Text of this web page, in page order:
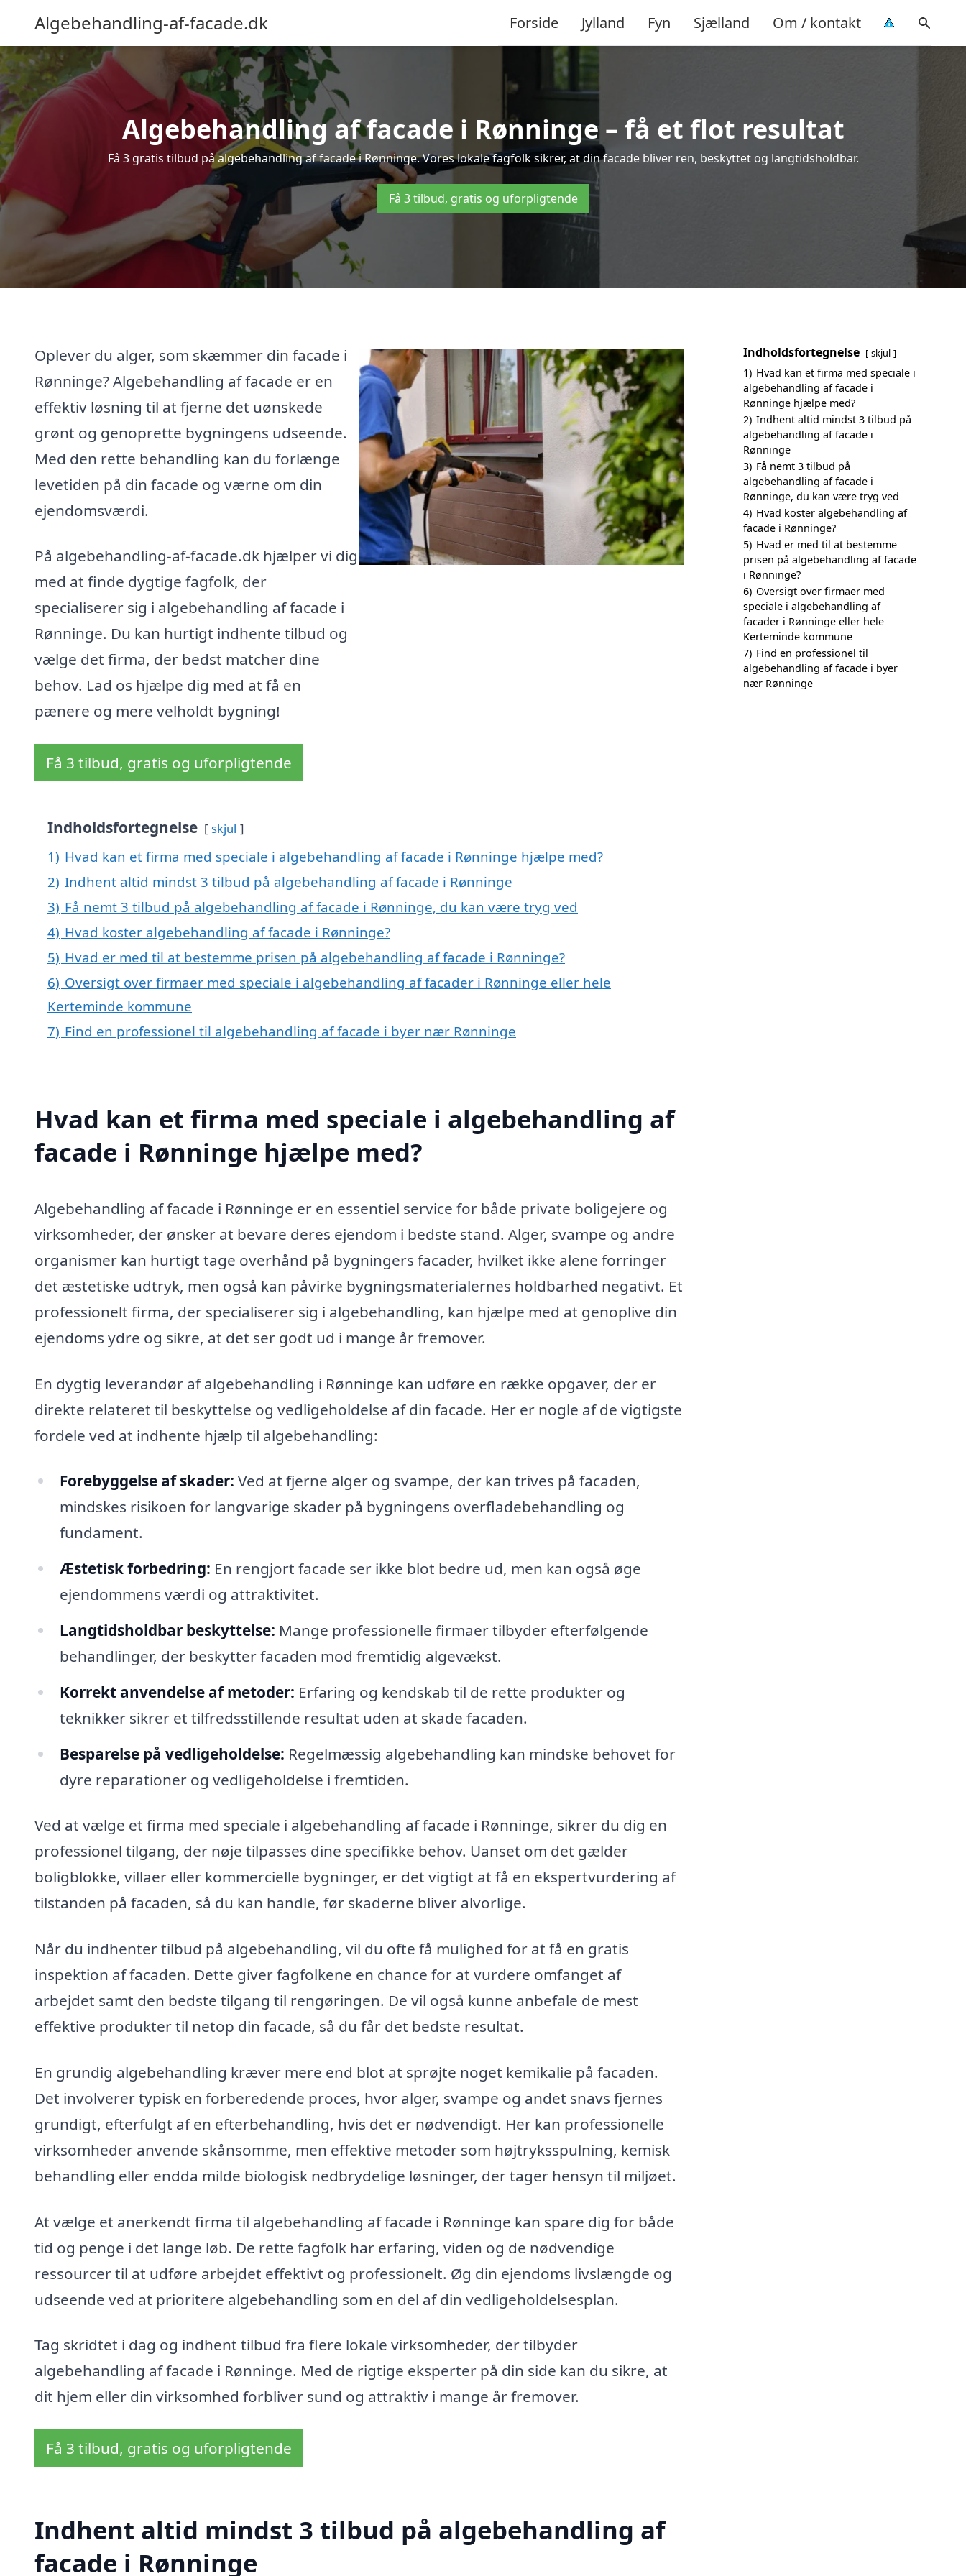
Algebehandling-af-facade.dk Forside Jylland Fyn Sjælland Om / kontakt
Algebehandling af facade i Rønninge – få et flot resultat
Få 3 gratis tilbud på algebehandling af facade i Rønninge. Vores lokale fagfolk sikrer, at din facade bliver ren, beskyttet og langtidsholdbar.
Få 3 tilbud, gratis og uforpligtende
Oplever du alger, som skæmmer din facade i
Rønninge? Algebehandling af facade er en
effektiv løsning til at fjerne det uønskede
grønt og genoprette bygningens udseende.
Med den rette behandling kan du forlænge
levetiden på din facade og værne om din
ejendomsværdi.
På algebehandling-af-facade.dk hjælper vi dig
med at finde dygtige fagfolk, der
specialiserer sig i algebehandling af facade i
Rønninge. Du kan hurtigt indhente tilbud og
vælge det firma, der bedst matcher dine
behov. Lad os hjælpe dig med at få en
pænere og mere velholdt bygning!
Få 3 tilbud, gratis og uforpligtende
Indholdsfortegnelse skjul
1) Hvad kan et firma med speciale i algebehandling af facade i Rønninge hjælpe med?
2) Indhent altid mindst 3 tilbud på algebehandling af facade i Rønninge
3) Få nemt 3 tilbud på algebehandling af facade i Rønninge, du kan være tryg ved
4) Hvad koster algebehandling af facade i Rønninge?
5) Hvad er med til at bestemme prisen på algebehandling af facade i Rønninge?
6) Oversigt over firmaer med speciale i algebehandling af facader i Rønninge eller hele
Kerteminde kommune
7) Find en professionel til algebehandling af facade i byer nær Rønninge
Hvad kan et firma med speciale i algebehandling af
facade i Rønninge hjælpe med?
Algebehandling af facade i Rønninge er en essentiel service for både private boligejere og
virksomheder, der ønsker at bevare deres ejendom i bedste stand. Alger, svampe og andre
organismer kan hurtigt tage overhånd på bygningers facader, hvilket ikke alene forringer
det æstetiske udtryk, men også kan påvirke bygningsmaterialernes holdbarhed negativt. Et
professionelt firma, der specialiserer sig i algebehandling, kan hjælpe med at genoplive din
ejendoms ydre og sikre, at det ser godt ud i mange år fremover.
En dygtig leverandør af algebehandling i Rønninge kan udføre en række opgaver, der er
direkte relateret til beskyttelse og vedligeholdelse af din facade. Her er nogle af de vigtigste
fordele ved at indhente hjælp til algebehandling:
Forebyggelse af skader: Ved at fjerne alger og svampe, der kan trives på facaden,
mindskes risikoen for langvarige skader på bygningens overfladebehandling og
fundament.
Æstetisk forbedring: En rengjort facade ser ikke blot bedre ud, men kan også øge
ejendommens værdi og attraktivitet.
Langtidsholdbar beskyttelse: Mange professionelle firmaer tilbyder efterfølgende
behandlinger, der beskytter facaden mod fremtidig algevækst.
Korrekt anvendelse af metoder: Erfaring og kendskab til de rette produkter og
teknikker sikrer et tilfredsstillende resultat uden at skade facaden.
Besparelse på vedligeholdelse: Regelmæssig algebehandling kan mindske behovet for
dyre reparationer og vedligeholdelse i fremtiden.
Ved at vælge et firma med speciale i algebehandling af facade i Rønninge, sikrer du dig en
professionel tilgang, der nøje tilpasses dine specifikke behov. Uanset om det gælder
boligblokke, villaer eller kommercielle bygninger, er det vigtigt at få en ekspertvurdering af
tilstanden på facaden, så du kan handle, før skaderne bliver alvorlige.
Når du indhenter tilbud på algebehandling, vil du ofte få mulighed for at få en gratis
inspektion af facaden. Dette giver fagfolkene en chance for at vurdere omfanget af
arbejdet samt den bedste tilgang til rengøringen. De vil også kunne anbefale de mest
effektive produkter til netop din facade, så du får det bedste resultat.
En grundig algebehandling kræver mere end blot at sprøjte noget kemikalie på facaden.
Det involverer typisk en forberedende proces, hvor alger, svampe og andet snavs fjernes
grundigt, efterfulgt af en efterbehandling, hvis det er nødvendigt. Her kan professionelle
virksomheder anvende skånsomme, men effektive metoder som højtryksspulning, kemisk
behandling eller endda milde biologisk nedbrydelige løsninger, der tager hensyn til miljøet.
At vælge et anerkendt firma til algebehandling af facade i Rønninge kan spare dig for både
tid og penge i det lange løb. De rette fagfolk har erfaring, viden og de nødvendige
ressourcer til at udføre arbejdet effektivt og professionelt. Øg din ejendoms livslængde og
udseende ved at prioritere algebehandling som en del af din vedligeholdelsesplan.
Tag skridtet i dag og indhent tilbud fra flere lokale virksomheder, der tilbyder
algebehandling af facade i Rønninge. Med de rigtige eksperter på din side kan du sikre, at
dit hjem eller din virksomhed forbliver sund og attraktiv i mange år fremover.
Få 3 tilbud, gratis og uforpligtende
Indhent altid mindst 3 tilbud på algebehandling af
facade i Rønninge
Indholdsfortegnelse skjul
1) Hvad kan et firma med speciale i
algebehandling af facade i
Rønninge hjælpe med?
2) Indhent altid mindst 3 tilbud på
algebehandling af facade i
Rønninge
3) Få nemt 3 tilbud på
algebehandling af facade i
Rønninge, du kan være tryg ved
4) Hvad koster algebehandling af
facade i Rønninge?
5) Hvad er med til at bestemme
prisen på algebehandling af facade
i Rønninge?
6) Oversigt over firmaer med
speciale i algebehandling af
facader i Rønninge eller hele
Kerteminde kommune
7) Find en professionel til
algebehandling af facade i byer
nær Rønninge